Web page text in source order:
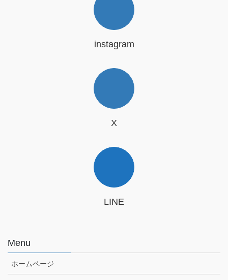
instagram
X
LINE
Menu
ホームページ